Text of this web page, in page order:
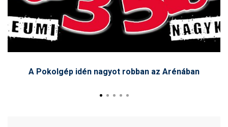
A Pokolgép idén nagyot robban az Arénában